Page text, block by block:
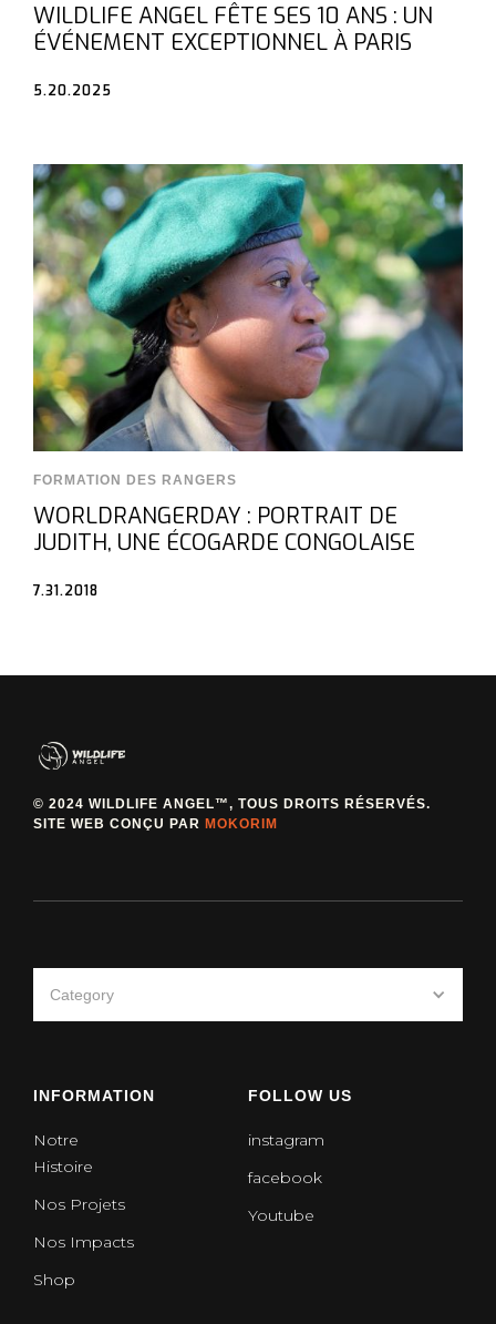
WILDLIFE ANGEL FÊTE SES 10 ANS : UN
ÉVÉNEMENT EXCEPTIONNEL À PARIS
5.20.2025
FORMATION DES RANGERS
WORLDRANGERDAY : PORTRAIT DE
JUDITH, UNE ÉCOGARDE CONGOLAISE
7.31.2018
© 2024 WILDLIFE ANGEL™, TOUS DROITS RÉSERVÉS.
SITE WEB CONÇU PAR MOKORIM
Category
INFORMATION
Notre
Histoire
Nos Projets
Nos Impacts
Shop
FOLLOW US
instagram
facebook
Youtube